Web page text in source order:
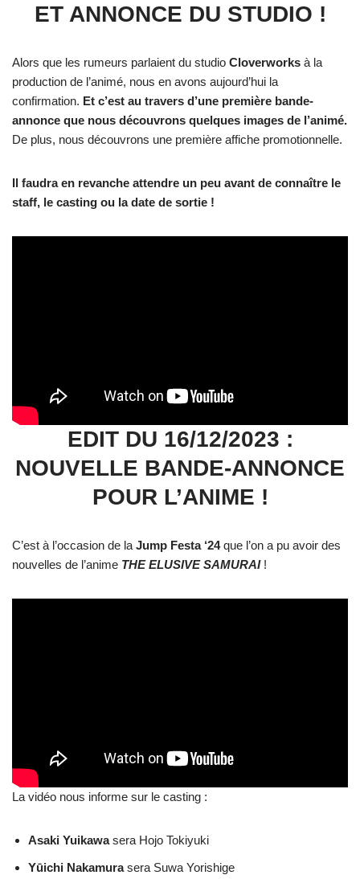
ET ANNONCE DU STUDIO !
Alors que les rumeurs parlaient du studio Cloverworks à la
production de l’animé, nous en avons aujourd’hui la
confirmation. Et c’est au travers d’une première bande-
annonce que nous découvrons quelques images de l’animé.
De plus, nous découvrons une première affiche promotionnelle.
Il faudra en revanche attendre un peu avant de connaître le
staff, le casting ou la date de sortie !
EDIT DU 16/12/2023 :
NOUVELLE BANDE-ANNONCE
POUR L’ANIME !
C’est à l’occasion de la Jump Festa ‘24que l’on a pu avoir des
nouvelles de l’anime THE ELUSIVE SAMURAI!
La vidéo nous informe sur le casting :
Asaki Yuikawasera Hojo Tokiyuki
Yūichi Nakamurasera Suwa Yorishige